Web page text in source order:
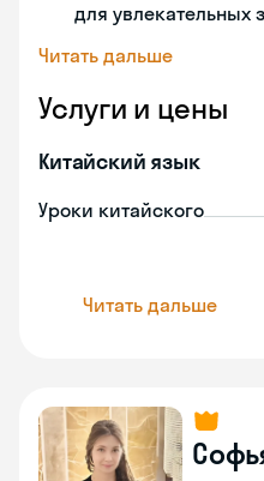
для увлекательных
Читать дальше
Услуги и цены
Китайский язык
Уроки китайского
Читать дальше